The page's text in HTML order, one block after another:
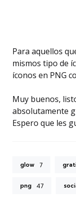
Para aquellos
mismos tipo de
íconos en PNG
Muy buenos,
absolutamente
Espero que les
glow 7
png 47